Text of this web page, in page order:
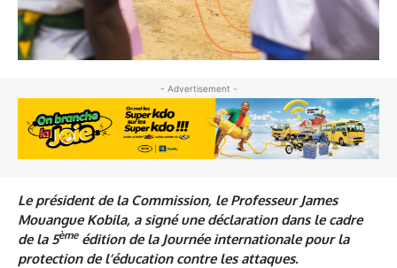
- Advertisement -
Le président de la Commission, le Professeur James
Mouangue Kobila, a signé une déclaration dans le cadre
de la 5èmeédition de la Journée internationale pour la
protection de l’éducation contre les attaques.